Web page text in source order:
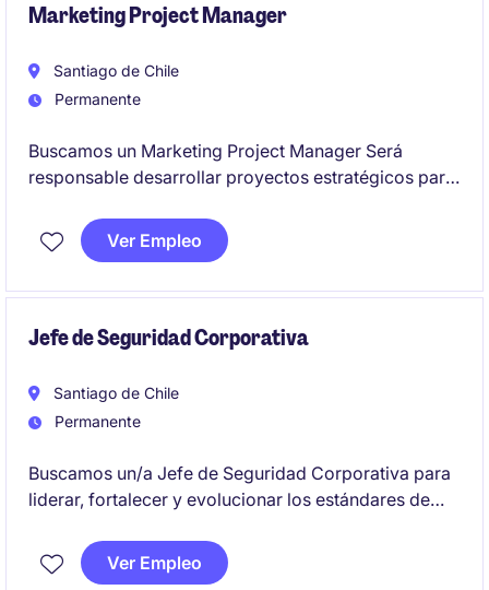
Marketing Project Manager
Santiago de Chile
Permanente
Buscamos un Marketing Project Manager Será
responsable desarrollar proyectos estratégicos para
impulsando ventas, trabajando en el posicionamiento
de marca y mejorando la experiencia de usuario, en
Ver Empleo
Jefe de Seguridad Corporativa
Santiago de Chile
Permanente
Buscamos un/a Jefe de Seguridad Corporativa para
liderar, fortalecer y evolucionar los estándares de
productiva de alta relevancia. El rol combina
liderazgo estratégico, presencia permanente en
Ver Empleo